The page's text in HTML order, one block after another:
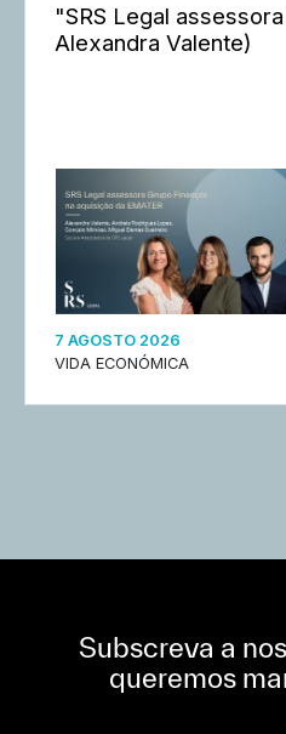
"SRS Legal
Alexandra Valente)
7 AGOSTO 2026
VIDA ECONÓMICA
Subscreva a
queremos